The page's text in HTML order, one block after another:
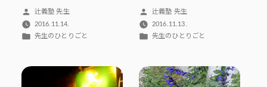
投
稿
者:
辻義塾 先生
2016.11.14.
カ
先生のひとりごと
投
稿
者:
辻義塾 先生
2016.11.13.
カ
リ
ー:
先生のひとりごと